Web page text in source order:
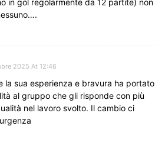
in gol regolarmente da 12 partite) non
2025 At 12:46
la sua esperienza e bravura ha portato
al gruppo che gli risponde con più
nel lavoro svolto. Il cambio ci